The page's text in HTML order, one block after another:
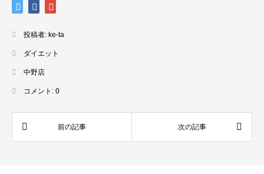
投稿者: ke-ta
ダイエット
中野店
コメント: 0